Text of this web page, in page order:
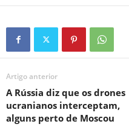
Artigo anterior
A Rússia diz que os drones
ucranianos interceptam,
alguns perto de Moscou